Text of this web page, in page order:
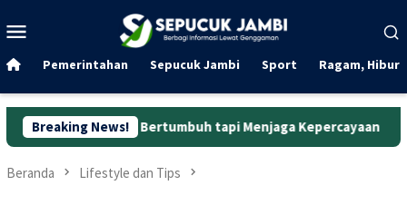
ke
Mobile
Pemerintahan Sepucuk Jambi Sport Ragam,
Breaking News!
Bertumbuh tapi Menjaga Kepercayaan Curanmor di
Beranda Lifestyle dan Tips